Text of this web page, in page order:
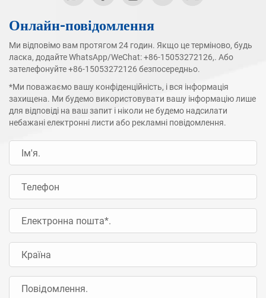
Онлайн-повідомлення
Ми відповімо вам протягом 24 годин. Якщо це терміново, будь
ласка, додайте WhatsApp/WeChat:+86-15053272126,. Або
зателефонуйте+86-15053272126 безпосередньо.
*Ми поважаємо вашу конфіденційність, і вся інформація
захищена. Ми будемо використовувати вашу інформацію лише
для відповіді на ваш запит і ніколи не будемо надсилати
небажані електронні листи або рекламні повідомлення.